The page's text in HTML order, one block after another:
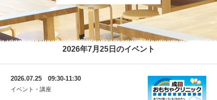
2026年7月25日のイベント
2026.07.25 09:30-11:30
イベント・講座